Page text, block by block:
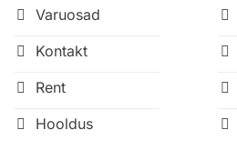
Varuosad
Kontakt
Rent
Hooldus